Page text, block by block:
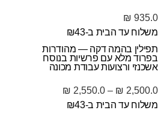
935.0
₪
משלוח עד הבית ב-₪43
תפילין בהמה דקה — מהודרות
בפרוד מלא עם פרשיות בנוסח
אשכנזי ורצועות עבודת מכונה
2,500.0
₪
–
2,550.0
₪
משלוח עד הבית ב-₪43